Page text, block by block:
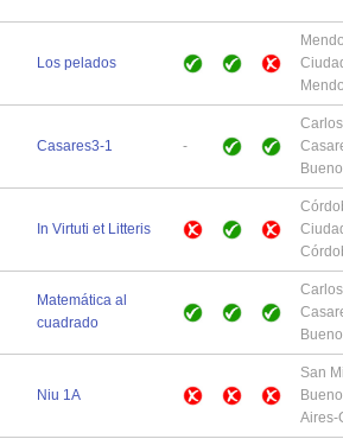
Los pelados
Casares3-1 -
Carlos
In Virtuti et Litteris
Matemática al
cuadrado
Carlos
Niu 1A
San
Aires-